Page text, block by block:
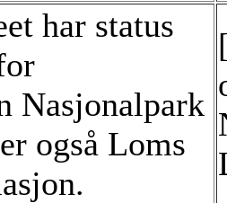
har status
Nasjonalpark
også Loms